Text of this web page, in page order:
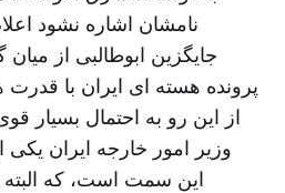
نامشان اشاره نشود
جایگزین ابوطالبی از میان
پرونده هسته ای ایران با
از این رو به احتمال بسیار
وزیر امور خارجه ایران یکی
این سمت است، که البته